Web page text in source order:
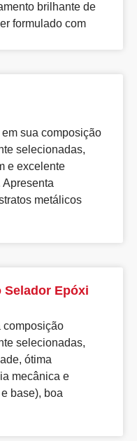
brilhante de
formulado com
sua composição
selecionadas,
e excelente
metálicos
Selador Epóxi
composição
selecionadas,
ótima
mecânica e
base), boa